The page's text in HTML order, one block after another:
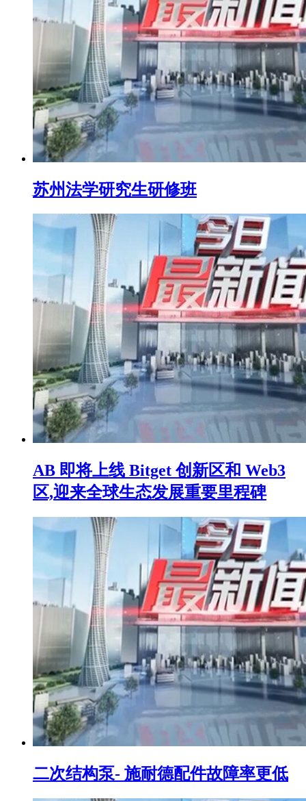
苏州法学研究生研修班
AB 即将上线 Bitget 创新区和 Web3
区,迎来全球生态发展重要里程碑
二次结构泵- 施耐德配件故障率更低